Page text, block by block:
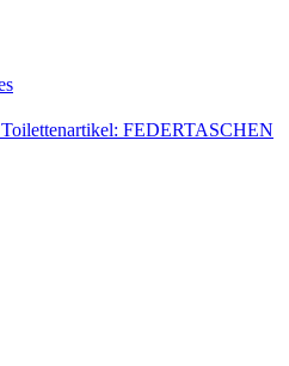
FEDERTASCHEN